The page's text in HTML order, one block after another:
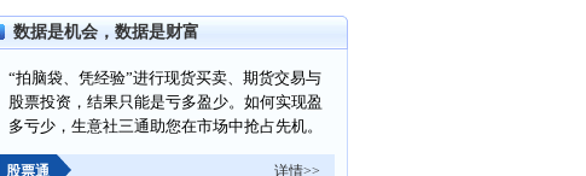
数据是机会，数据是财富
“拍脑袋、凭经验”进行现货买卖、期货交易与
股票投资，结果只能是亏多盈少。如何实现盈
多亏少，生意社三通助您在市场中抢占先机。
股票通 详情>>